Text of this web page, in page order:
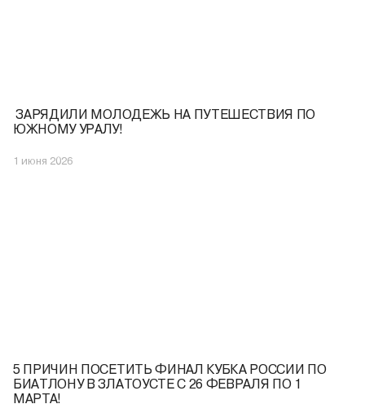
️ ЗАРЯДИЛИ МОЛОДЕЖЬ НА ПУТЕШЕСТВИЯ ПО
ЮЖНОМУ УРАЛУ!
1 июня 2026
5 ПРИЧИН ПОСЕТИТЬ ФИНАЛ КУБКА РОССИИ ПО
БИАТЛОНУ В ЗЛАТОУСТЕ С 26 ФЕВРАЛЯ ПО 1
МАРТА!